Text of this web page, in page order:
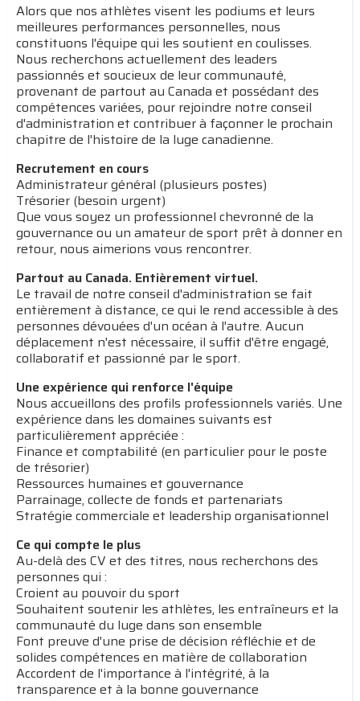
Alors que nos athlètes visent les podiums et leurs
meilleures performances personnelles, nous
constituons l'équipe qui les soutient en coulisses.
Nous recherchons actuellement des leaders
passionnés et soucieux de leur communauté,
provenant de partout au Canada et possédant des
compétences variées, pour rejoindre notre conseil
d'administration et contribuer à façonner le prochain
chapitre de l'histoire de la luge canadienne.
Recrutement en cours
Administrateur général (plusieurs postes)
Trésorier (besoin urgent)
Que vous soyez un professionnel chevronné de la
gouvernance ou un amateur de sport prêt à donner en
retour, nous aimerions vous rencontrer.
Partout au Canada. Entièrement virtuel.
Le travail de notre conseil d'administration se fait
entièrement à distance, ce qui le rend accessible à des
personnes dévouées d'un océan à l'autre. Aucun
déplacement n'est nécessaire, il suffit d'être engagé,
collaboratif et passionné par le sport.
Une expérience qui renforce l'équipe
Nous accueillons des profils professionnels variés. Une
expérience dans les domaines suivants est
particulièrement appréciée :
Finance et comptabilité (en particulier pour le poste
de trésorier)
Ressources humaines et gouvernance
Parrainage, collecte de fonds et partenariats
Stratégie commerciale et leadership organisationnel
Ce qui compte le plus
Au-delà des CV et des titres, nous recherchons des
personnes qui :
Croient au pouvoir du sport
Souhaitent soutenir les athlètes, les entraîneurs et la
communauté du luge dans son ensemble
Font preuve d'une prise de décision réfléchie et de
solides compétences en matière de collaboration
Accordent de l'importance à l'intégrité, à la
transparence et à la bonne gouvernance